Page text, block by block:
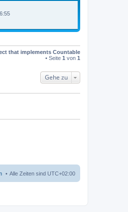
that implements Countable
• Seite 1 von 1
Gehe zu
Alle Zeiten sind UTC+02:00